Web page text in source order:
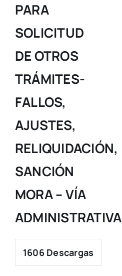
PARA
SOLICITUD
DE OTROS
TRÁMITES-
FALLOS,
AJUSTES,
RELIQUIDACIÓN,
SANCIÓN
MORA – VÍA
ADMINISTRATIVA
1606Descargas